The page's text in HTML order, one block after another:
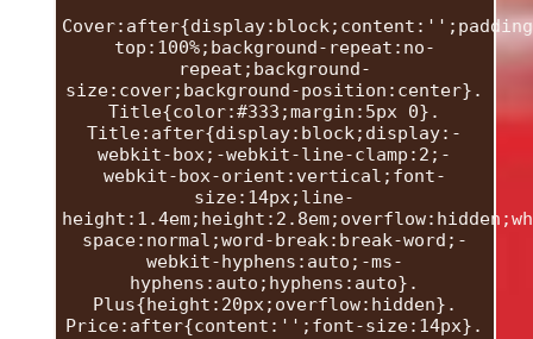
top:100%;background-repeat:no-
repeat;background-
size:cover;background-position:center}.
Title{color:#333;margin:5px 0}.
Title:after{display:block;display:-
webkit-box;-webkit-line-clamp:2;-
webkit-box-orient:vertical;font-
size:14px;line-
space:normal;word-break:break-word;-
webkit-hyphens:auto;-ms-
hyphens:auto;hyphens:auto}.
Plus{height:20px;overflow:hidden}.
Price:after{content:'';font-size:14px}.